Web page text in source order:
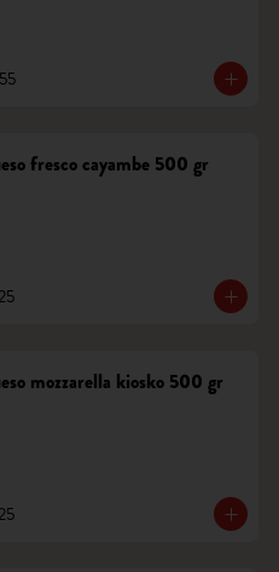
fresco cayambe 500 gr
mozzarella kiosko 500 gr